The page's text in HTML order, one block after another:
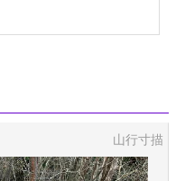
山行寸描